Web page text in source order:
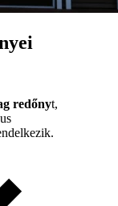
redőnyt,